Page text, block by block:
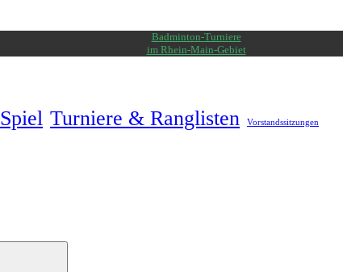
Badminton-Turniere
im Rhein-Main-Gebiet
Turniere & Ranglisten Vorstandssitzungen